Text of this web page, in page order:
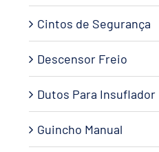
Cintos de Segurança
Descensor Freio
Dutos Para Insuflador
Guincho Manual